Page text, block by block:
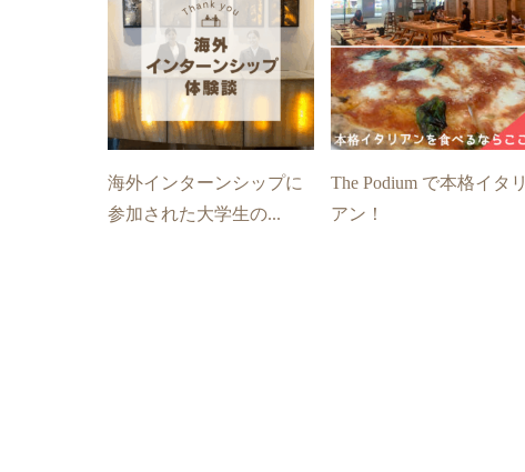
海外インターンシップに
参加された大学生の...
The Podium で本格イタリ
アン！